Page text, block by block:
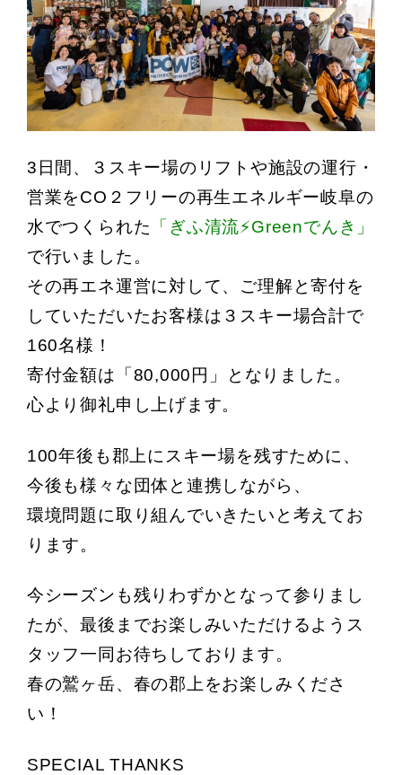
3日間、３スキー場のリフトや施設の運行・
営業をCO２フリーの再生エネルギー岐阜の
水でつくられた
「ぎふ清流⚡Greenでんき」
で行いました。
その再エネ運営に対して、ご理解と寄付を
していただいたお客様は３スキー場合計で
160名様！
寄付金額は「80,000円」となりました。
心より御礼申し上げます。
100年後も郡上にスキー場を残すために、
今後も様々な団体と連携しながら、
環境問題に取り組んでいきたいと考えてお
ります。
今シーズンも残りわずかとなって参りまし
たが、最後までお楽しみいただけるようス
タッフ一同お待ちしております。
春の鷲ヶ岳、春の郡上をお楽しみくださ
い！
SPECIAL THANKS